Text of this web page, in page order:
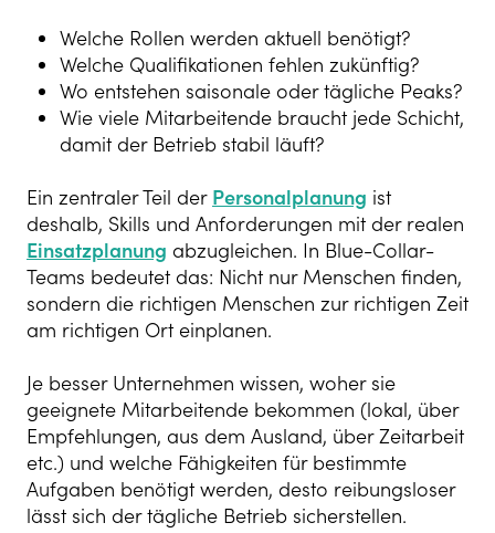
Welche Rollen werden aktuell benötigt?
Welche Qualifikationen fehlen zukünftig?
Wo entstehen saisonale oder tägliche Peaks?
Wie viele Mitarbeitende braucht jede Schicht,
damit der Betrieb stabil läuft?
Ein zentraler Teil der Personalplanung ist
deshalb, Skills und Anforderungen mit der realen
Einsatzplanung abzugleichen. In Blue-Collar-
Teams bedeutet das: Nicht nur Menschen finden,
sondern die richtigen Menschen zur richtigen Zeit
am richtigen Ort einplanen.
Je besser Unternehmen wissen, woher sie
geeignete Mitarbeitende bekommen (lokal, über
Empfehlungen, aus dem Ausland, über Zeitarbeit
etc.) und welche Fähigkeiten für bestimmte
Aufgaben benötigt werden, desto reibungsloser
lässt sich der tägliche Betrieb sicherstellen.